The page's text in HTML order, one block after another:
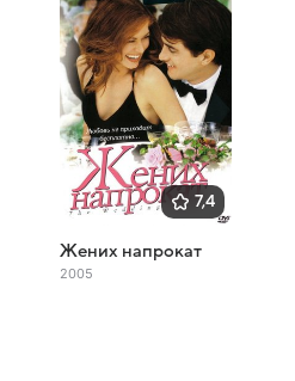
7,4
Жених напрокат
2005